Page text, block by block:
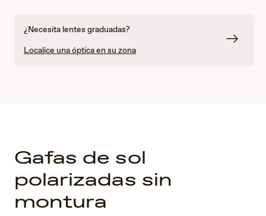
¿Necesita lentes graduadas?
Localice una óptica en su zona
Gafas de sol
polarizadas sin
montura